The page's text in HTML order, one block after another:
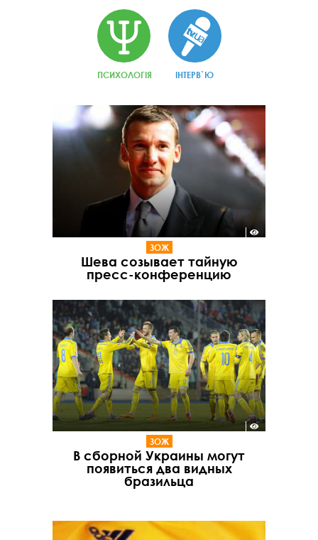
ПСИХОЛОГІЯ ІНТЕРВ`Ю
ЗОЖ
Шева созывает тайную
пресс-конференцию
ЗОЖ
В сборной Украины могут
появиться два видных
бразильца